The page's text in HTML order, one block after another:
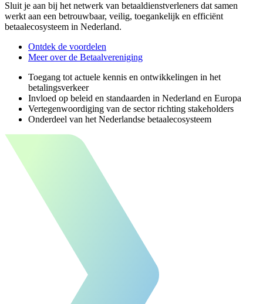
Sluit je aan bij het netwerk van betaaldienstverleners dat samen
werkt aan een betrouwbaar, veilig, toegankelijk en efficiënt
betaalecosysteem in Nederland.
Ontdek de voordelen
Meer over de Betaalvereniging
Toegang tot actuele kennis en ontwikkelingen in het
betalingsverkeer
Invloed op beleid en standaarden in Nederland en Europa
Vertegenwoordiging van de sector richting stakeholders
Onderdeel van het Nederlandse betaalecosysteem